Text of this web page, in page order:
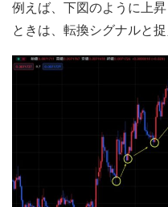
例えば、下図のように上
ときは、転換シグナルと捉